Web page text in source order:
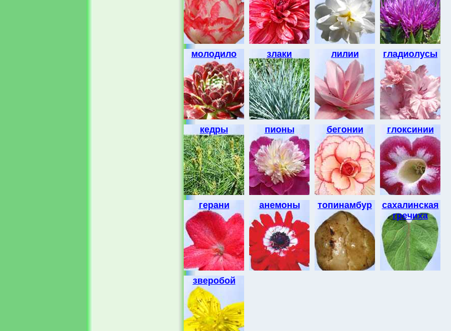
молодило злаки лилии гладиолусы
кедры пионы бегонии глоксинии
герани анемоны топинамбур
сахалинская
гречиха
зверобой